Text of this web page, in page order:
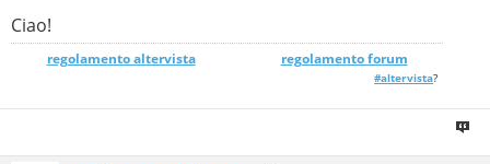
Ciao!
regolamento altervista_______________ regolamento forum
#altervista?